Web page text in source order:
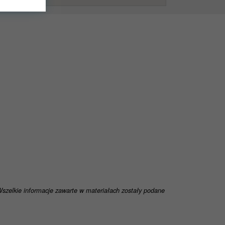
informacje zawarte w materiałach zostały podane
z